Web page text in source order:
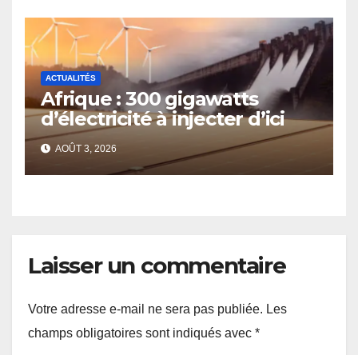
contexte de la sécurité
alimentaire et de la nutrition
ACTUALITÉS
Afrique : 300 gigawatts
d’électricité à injecter d’ici
2030
AOÛT 3, 2026
Laisser un commentaire
Votre adresse e-mail ne sera pas publiée. Les
champs obligatoires sont indiqués avec *